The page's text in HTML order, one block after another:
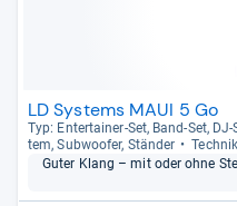
LD Systems MAUI 5 Go
Typ: Enter­tai­ner-​Set, Band-​Set, DJ-​
tem, Sub­woofer, Stän­der
Guter Klang – mit oder ohne